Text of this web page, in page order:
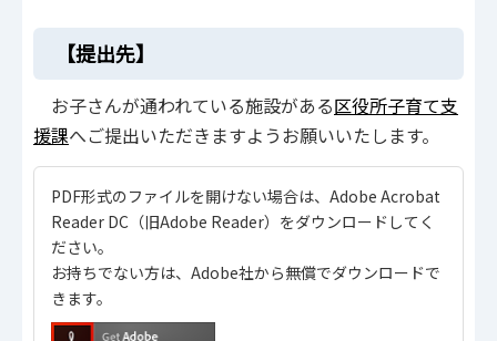
【提出先】
お子さんが通われている施設がある区役所子育て支
援課へご提出いただきますようお願いいたします。
PDF形式のファイルを開けない場合は、Adobe Acrobat
Reader DC（旧Adobe Reader）をダウンロードしてく
ださい。
お持ちでない方は、Adobe社から無償でダウンロードで
きます。